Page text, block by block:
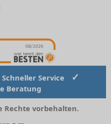
08/2026
Schneller Service ✓
Beratung
Rechte vorbehalten.